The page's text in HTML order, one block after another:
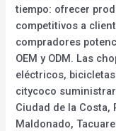
tiempo: ofrecer
competitivos a
compradores
OEM y ODM. Las
eléctricos,
citycoco
Ciudad de la Costa,
Maldonado,